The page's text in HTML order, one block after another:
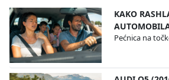
KAKO
Pećnica na